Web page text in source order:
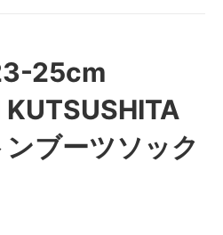
25cm
KUTSUSHITA
ブーツソック